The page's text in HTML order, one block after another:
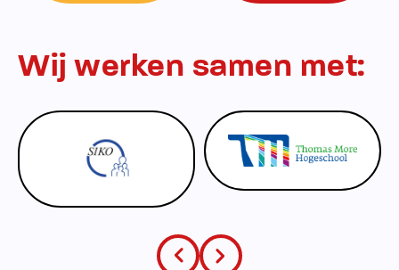
Wij werken samen met: